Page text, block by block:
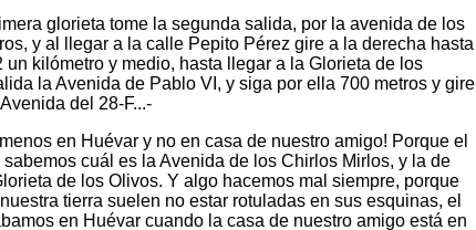
glorieta tome la segunda salida, por la avenida de los
y al llegar a la calle Pepito Pérez gire a la derecha hasta
un kilómetro y medio, hasta llegar a la Glorieta de los
la Avenida de Pablo VI, y siga por ella 700 metros y gire
del 28-F...-
en Huévar y no en casa de nuestro amigo! Porque el
cuál es la Avenida de los Chirlos Mirlos, y la de
de los Olivos. Y algo hacemos mal siempre, porque
tierra suelen no estar rotuladas en sus esquinas, el
en Huévar cuando la casa de nuestro amigo está en